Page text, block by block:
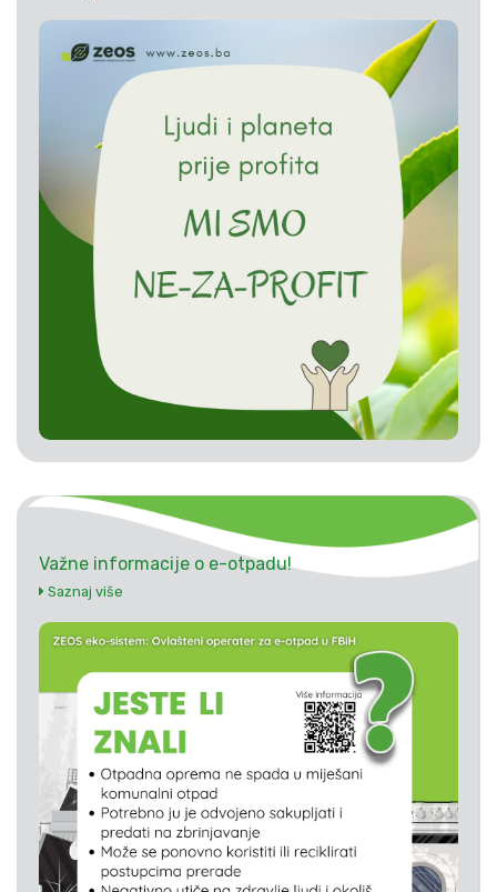
Važne informacije o e-otpadu!
Saznaj više